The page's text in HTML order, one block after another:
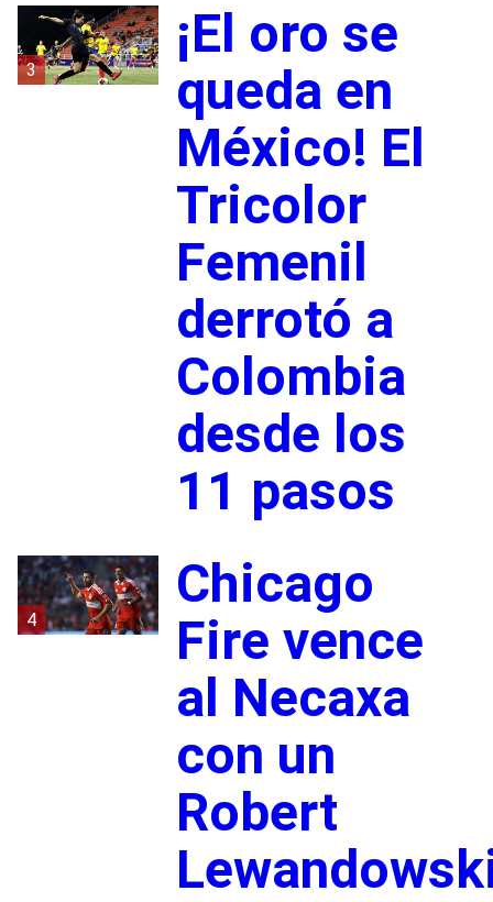
3
¡El oro se
queda en
México! El
Tricolor
Femenil
derrotó a
Colombia
desde los
11 pasos
4
Chicago
Fire vence
al Necaxa
con un
Robert